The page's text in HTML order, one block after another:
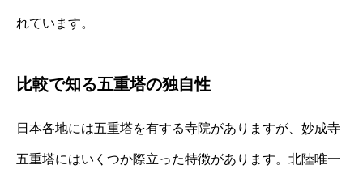
れています。
比較で知る五重塔の独自性
日本各地には五重塔を有する寺院がありますが、妙成寺
五重塔にはいくつか際立った特徴があります。北陸唯一